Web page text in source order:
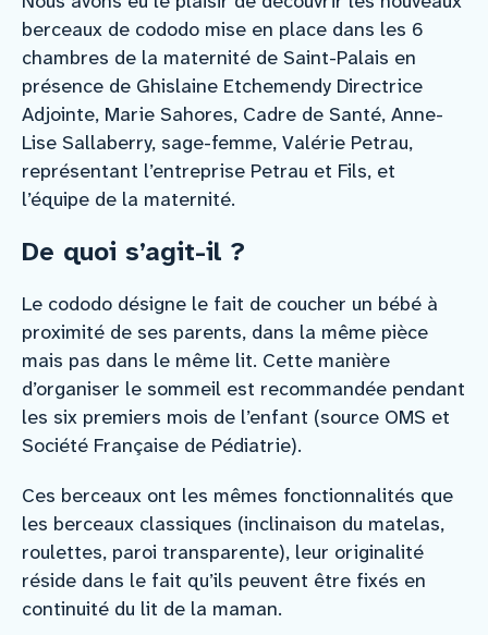
berceaux de cododo mise en place dans les 6
chambres de la maternité de Saint-Palais en
présence de Ghislaine Etchemendy Directrice
Adjointe, Marie Sahores, Cadre de Santé, Anne-
Lise Sallaberry, sage-femme, Valérie Petrau,
représentant l’entreprise Petrau et Fils, et
l’équipe de la maternité.
De quoi s’agit-il ?
Le cododo désigne le fait de coucher un bébé à
proximité de ses parents, dans la même pièce
mais pas dans le même lit. Cette manière
d’organiser le sommeil est recommandée pendant
les six premiers mois de l’enfant (source OMS et
Société Française de Pédiatrie).
Ces berceaux ont les mêmes fonctionnalités que
les berceaux classiques (inclinaison du matelas,
roulettes, paroi transparente), leur originalité
réside dans le fait qu’ils peuvent être fixés en
continuité du lit de la maman.